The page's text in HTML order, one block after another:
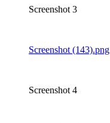
Screenshot 3
Screenshot (143).png
Screenshot 4